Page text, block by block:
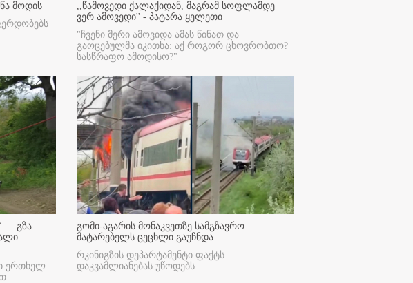
მოდის
,,წამოვედი ქალაქიდან, მაგრამ სოფლამდე
ვერ ამოვედი'' - პატარა ყელეთი
"ჩვენი მერი ამოვიდა ამას წინათ და
გაოცებულმა იკითხა: აქ როგორ ცხოვრობთო?
სასწრაფო ამოდისო?"
— გზა
ერთხელ
გომი-აგარის მონაკვეთზე სამგზავრო
მატარებელს ცეცხლი გაუჩნდა
რკინიგზის დეპარტამენტი ფაქტს
დაკვამლიანებას უწოდებს.